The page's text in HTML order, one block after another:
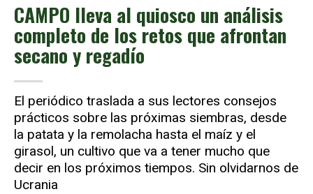
CAMPO lleva al quiosco un análisis
completo de los retos que afrontan
secano y regadío
El periódico traslada a sus lectores consejos
prácticos sobre las próximas siembras, desde
la patata y la remolacha hasta el maíz y el
girasol, un cultivo que va a tener mucho que
decir en los próximos tiempos. Sin olvidarnos de
Ucrania